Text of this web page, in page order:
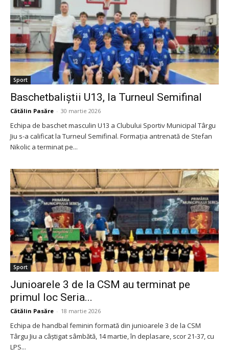
Sport
Baschetbaliștii U13, la Turneul Semifinal
Cătălin Pasăre - 30 martie 2026
Echipa de baschet masculin U13 a Clubului Sportiv Municipal Târgu
Jiu s-a calificat la Turneul Semifinal. Formația antrenată de Stefan
Nikolic a terminat pe...
Sport
Junioarele 3 de la CSM au terminat pe
primul loc Seria...
Cătălin Pasăre - 18 martie 2026
Echipa de handbal feminin formată din junioarele 3 de la CSM
Târgu Jiu a câștigat sâmbătă, 14 martie, în deplasare, scor 21-37, cu
LPS...